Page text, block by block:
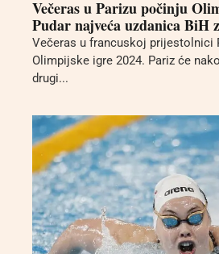
Večeras u Parizu počinju
Pudar najveća uzdanica BiH
Večeras u francuskoj prijestolnici
Olimpijske igre 2024. Pariz će
drugi...